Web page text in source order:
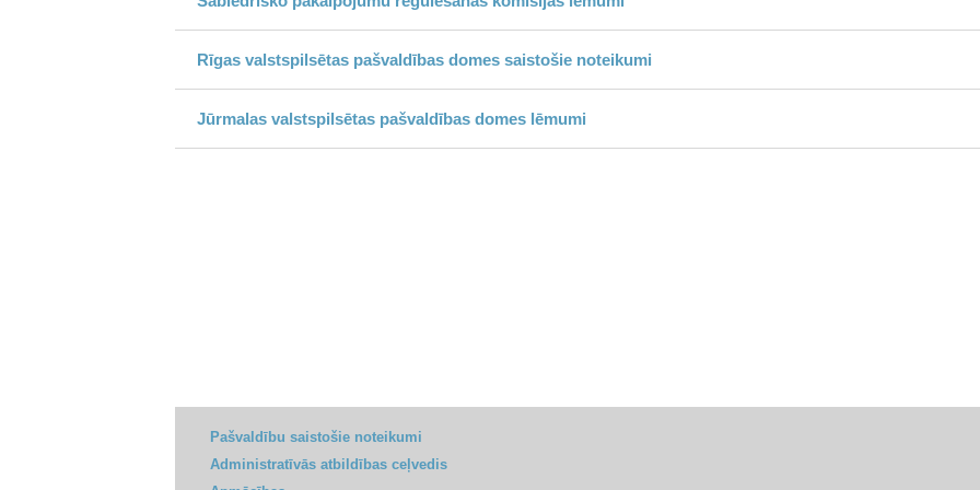
Rīgas valstspilsētas pašvaldības domes saistošie noteikumi
Jūrmalas valstspilsētas pašvaldības domes lēmumi
Pašvaldību saistošie noteikumi
Administratīvās atbildības ceļvedis